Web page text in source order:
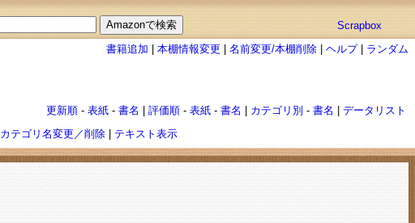
Scrapbox
書籍追加 |本棚情報変更 |名前変更/本棚削除 |ヘルプ| ランダム
更新順 -表紙 -書名 |評価順 -表紙 -書名 カテゴリ別 -書名 |データリスト
カテゴリ名変更／削除| テキスト表示